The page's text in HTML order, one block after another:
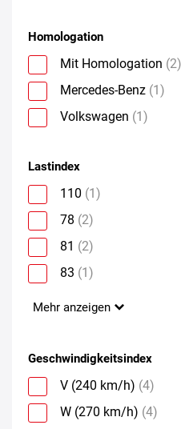
Homologation
Mit Homologation (2)
Mercedes-Benz (1)
Volkswagen (1)
Lastindex
110 (1)
78 (2)
81 (2)
83 (1)
Mehr anzeigen
Geschwindigkeitsindex
V (240 km/h) (4)
W (270 km/h) (4)